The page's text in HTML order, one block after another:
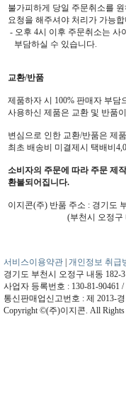
불가피하게 당일 주문취소를
요청을 해주셔야 처리가 가능
- 오후 4시 이후 주문취소는 사
부담하실 수 있습니다.
교환/반품
제품하자 시 100% 판매자 부
사용하신 제품은 교환 및 반품
변심으로 인한 교환/반품은 제
최초 배송비 미결제시 택배비
소비자의 주문에 따라 주문 제
환불되어집니다.
이지콘(주) 반품 주소 : 경기도
(부천시 오정구 내동
서비스이용약관 개인정보 취급
경기도 부천시 오정구 내동 182-
사업자 등록번호 : 130-81-90461
통신판매업신고번호 : 제 2013-
Copyright ©(주)이지콘. All Rights